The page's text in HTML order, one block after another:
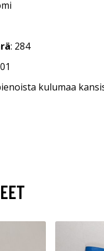
: 284
kulumaa